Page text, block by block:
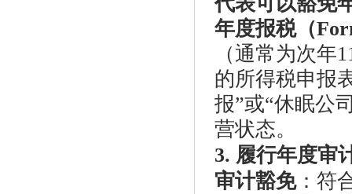
年度报税（
（通常为次年
的所得税申报
报”或“休眠公
营状态。
3. 履行年度审
审计豁免：符